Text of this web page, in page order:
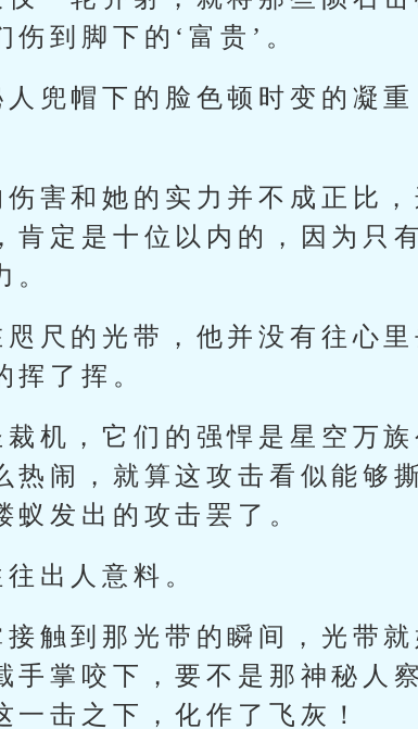
到脚下的‘富贵’。
兜帽下的脸色顿时变的凝重
害和她的实力并不成正比
肯定是十位以内的，因为只
。
尺的光带，他并没有往心
挥了挥。
机，它们的强悍是星空万
热闹，就算这攻击看似能够
蚁发出的攻击罢了。
出人意料。
触到那光带的瞬间，光带
手掌咬下，要不是那神秘人
击之下，化作了飞灰！